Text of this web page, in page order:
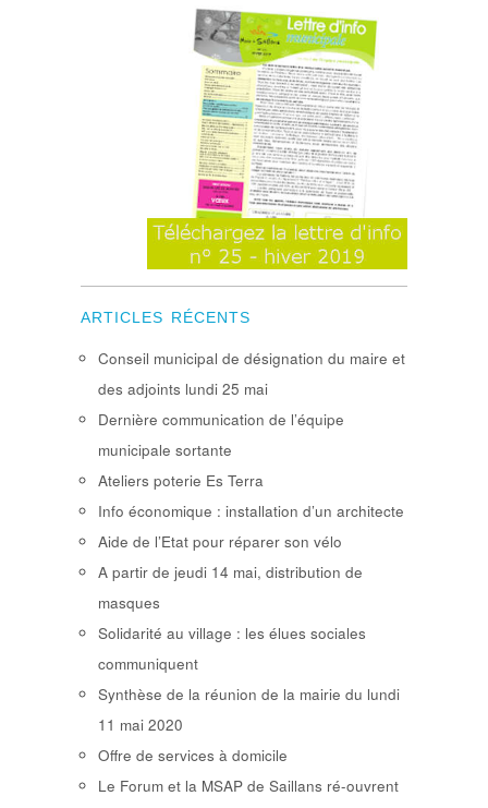
ARTICLES RÉCENTS
Conseil municipal de désignation du maire et
des adjoints lundi 25 mai
Dernière communication de l’équipe
municipale sortante
Ateliers poterie Es Terra
Info économique : installation d’un architecte
Aide de l’Etat pour réparer son vélo
A partir de jeudi 14 mai, distribution de
masques
Solidarité au village : les élues sociales
communiquent
Synthèse de la réunion de la mairie du lundi
11 mai 2020
Offre de services à domicile
Le Forum et la MSAP de Saillans ré-ouvrent